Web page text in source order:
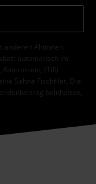
Aktionen
automatisch im
Rammstein, (Till)
Sahne Fischfilet, Die
beinhalten,